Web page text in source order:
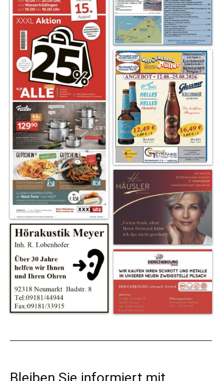
Bleiben Sie informiert mit